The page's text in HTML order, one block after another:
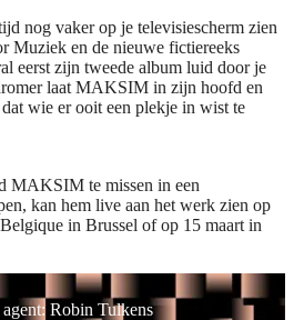
nog vaker op je televisiescherm zien
Muziek en de nieuwe fictiereeks
eerst zijn tweede album luid door je
laat MAKSIM in zijn hoofd en
wie er ooit een plekje in wist te
MAKSIM te missen in een
kan hem live aan het werk zien op
in Brussel of op 15 maart in
Robin Tulkens